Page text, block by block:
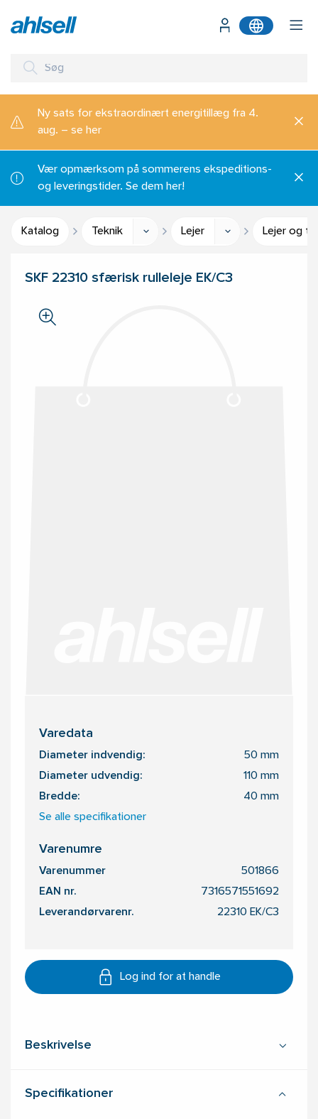
Ny sats for ekstraordinært energitillæg fra 4.
aug. – se her
Vær opmærksom på sommerens ekspeditions-
og leveringstider. Se dem her!
Katalog Teknik Lejer Lejer og
SKF 22310 sfærisk rulleleje EK/C3
Varedata
Diameter indvendig: 50 mm
Diameter udvendig: 110 mm
Bredde: 40 mm
Se alle specifikationer
Varenumre
Varenummer 501866
EAN nr. 7316571551692
Leverandørvarenr. 22310 EK/C3
Log ind for at handle
Beskrivelse
Specifikationer